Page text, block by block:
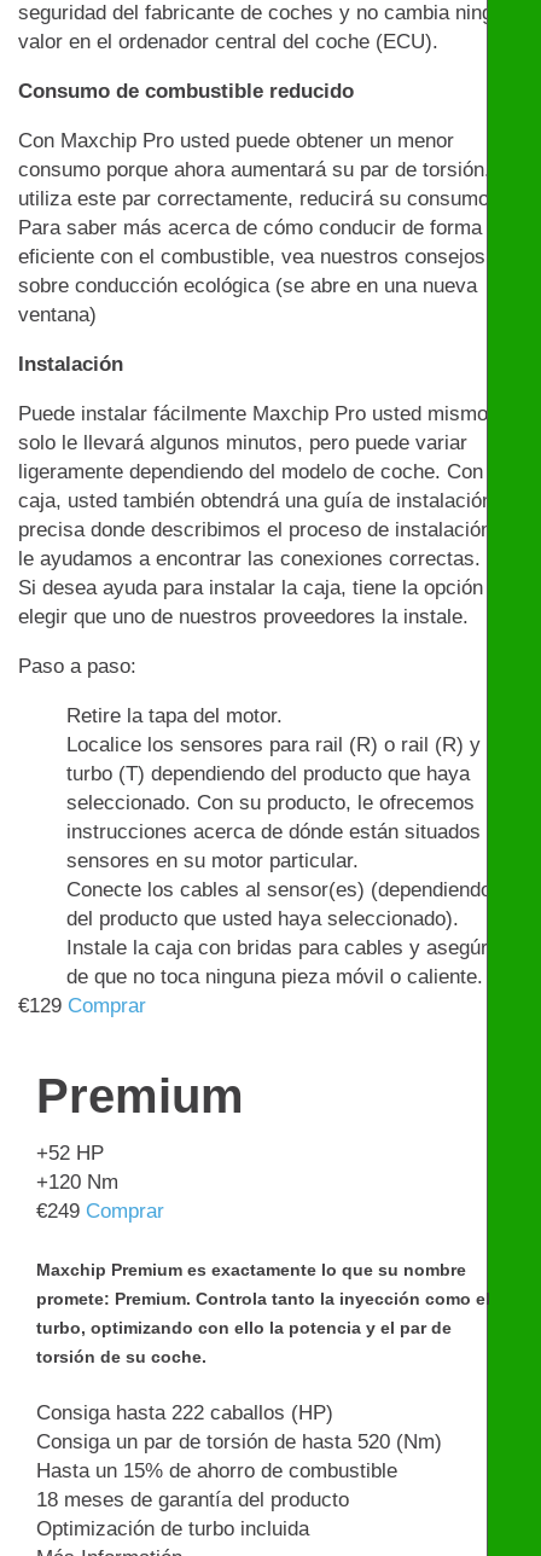
seguridad del fabricante de coches y no cambia ningún
valor en el ordenador central del coche (ECU).
Consumo de combustible reducido
Con Maxchip Pro usted puede obtener un menor
consumo porque ahora aumentará su par de torsión. Si
utiliza este par correctamente, reducirá su consumo.
Para saber más acerca de cómo conducir de forma
eficiente con el combustible, vea nuestros consejos
sobre conducción ecológica (se abre en una nueva
ventana)
Instalación
Puede instalar fácilmente Maxchip Pro usted mismo:
solo le llevará algunos minutos, pero puede variar
ligeramente dependiendo del modelo de coche. Con la
caja, usted también obtendrá una guía de instalación
precisa donde describimos el proceso de instalación y
le ayudamos a encontrar las conexiones correctas.
Si desea ayuda para instalar la caja, tiene la opción de
elegir que uno de nuestros proveedores la instale.
Paso a paso:
Retire la tapa del motor.
Localice los sensores para rail (R) o rail (R) y
turbo (T) dependiendo del producto que haya
seleccionado. Con su producto, le ofrecemos
instrucciones acerca de dónde están situados los
sensores en su motor particular.
Conecte los cables al sensor(es) (dependiendo
del producto que usted haya seleccionado).
Instale la caja con bridas para cables y asegúrese
de que no toca ninguna pieza móvil o caliente.
€129 Comprar
Premium
+52 HP
+120 Nm
€249 Comprar
Maxchip Premium es exactamente lo que su nombre
promete: Premium. Controla tanto la inyección como el
turbo, optimizando con ello la potencia y el par de
torsión de su coche.
Consiga hasta 222 caballos (HP)
Consiga un par de torsión de hasta 520 (Nm)
Hasta un 15% de ahorro de combustible
18 meses de garantía del producto
Optimización de turbo incluida